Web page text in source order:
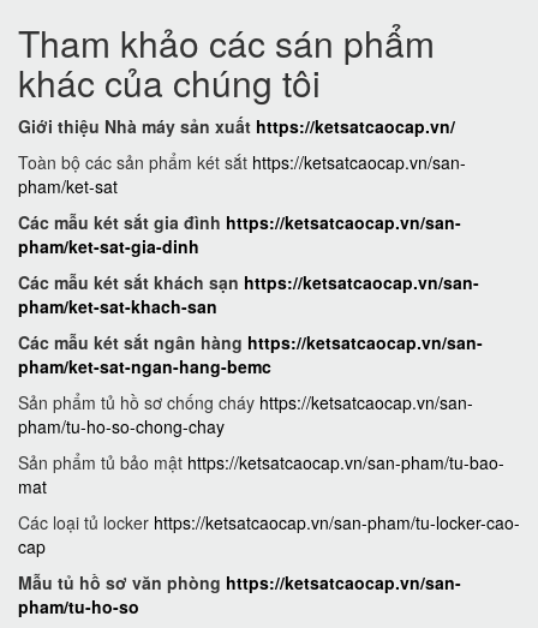
Tham khảo các sán phẩm
khác của chúng tôi
Giới thiệu Nhà máy sản xuất https://ketsatcaocap.vn/
Toàn bộ các sản phẩm két sắt https://ketsatcaocap.vn/san-
pham/ket-sat
Các mẫu két sắt gia đình https://ketsatcaocap.vn/san-
pham/ket-sat-gia-dinh
Các mẫu két sắt khách sạn https://ketsatcaocap.vn/san-
pham/ket-sat-khach-san
Các mẫu két sắt ngân hàng https://ketsatcaocap.vn/san-
pham/ket-sat-ngan-hang-bemc
Sản phẩm tủ hồ sơ chống cháy https://ketsatcaocap.vn/san-
pham/tu-ho-so-chong-chay
Sản phẩm tủ bảo mật https://ketsatcaocap.vn/san-pham/tu-bao-
mat
Các loại tủ locker https://ketsatcaocap.vn/san-pham/tu-locker-cao-
cap
Mẫu tủ hồ sơ văn phòng https://ketsatcaocap.vn/san-
pham/tu-ho-so